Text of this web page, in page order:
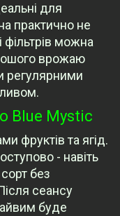
для
практично не
фільтрів можна
врожаю
регулярними
Blue Mystic
фруктів та ягід.
- навіть
без
сеансу
буде